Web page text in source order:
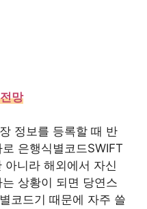
망
정보를 등록할 때 반
은행식별코드SWIFT
니라 해외에서 자신
상황이 되면 당연스
코드기 때문에 자주 쓸